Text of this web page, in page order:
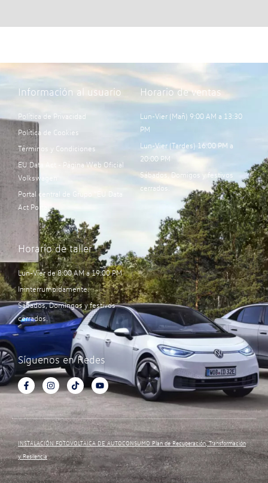
Información al usuario
Política de Privacidad
Política de Cookies
Términos y Condiciones
EU Data Act - Página Web Oficial
Volkswagen
Portal central de Grupo “EU Data
Act Portal”:
Horario de ventas
Lun-Vier (Mañ) 9:00 AM a 13:30
PM
Lun-Vier (Tardes) 16:00 PM a
20:00 PM
Sábados, Domigos y festivos
cerrados.
Horario de taller
Lun-Vier de 8:00 AM a 19:00 PM
Ininterrumpidamente.
Sábados, Domingos y festivos
cerrados.
Síguenos en Redes
INSTALACIÓN FOTOVOLTAICA DE AUTOCONSUMO Plan de Recuperación, Transformación
y Resilencia